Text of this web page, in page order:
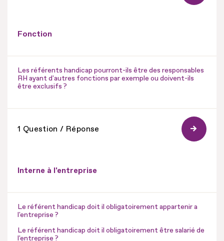
Fonction
Les référents handicap pourront-ils être des responsables
RH ayant d'autres fonctions par exemple ou doivent-ils
être exclusifs ?
1 Question / Réponse
Interne à l'entreprise
Le référent handicap doit il obligatoirement appartenir a
l'entreprise ?
Le référent handicap doit il obligatoirement être salarié de
l'entreprise ?